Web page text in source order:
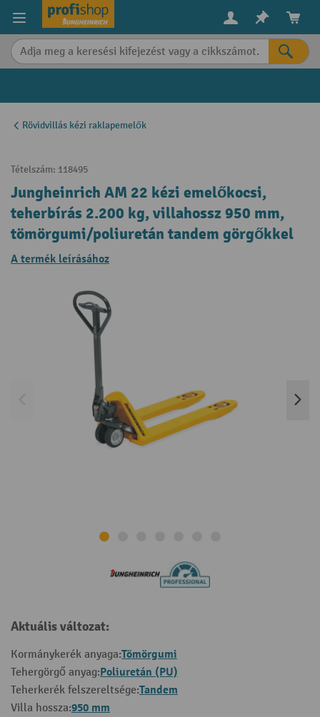
content
Rövidvillás kézi raklapemelők
Tételszám: 118495
Jungheinrich AM 22 kézi emelőkocsi,
teherbírás 2.200 kg, villahossz 950 mm,
tömörgumi/poliuretán tandem görgőkkel
A termék leírásához
Aktuális változat:
Kormánykerék anyaga:Tömörgumi
Tehergörgő anyag:Poliuretán (PU)
Teherkerék felszereltsége:Tandem
Villa hossza:950 mm